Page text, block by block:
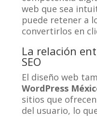
web que sea
puede retener a
convertirlos en
La relación
SEO
El diseño web
WordPress
sitios que
del usuario, lo